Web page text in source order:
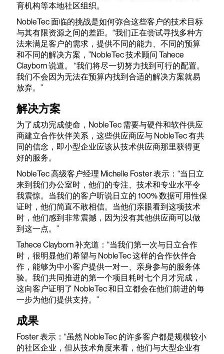
育机构等本地社区组织。
NobleTec 面临的挑战是如何弥合这些客户的技术目标
与其有限资源之间的差距。“我们正在尝试寻找多种方
法来满足客户的需求，提供不同的能力、不同的预算
和不同的解决方案，”NobleTec 技术顾问 Tahece
Clayborn 说道。 “我们将尽一切努力找到可行的配置。
我们不会因为无法在预算内找到合适的解决方案就易
放弃。”
解决方案
为了成功完成使命，NobleTec 需要与硬件和软件供应
商建立合作伙伴关系，这些供应商应与 NobleTec 有共
同的信念，即小型企业应该从技术供应商那里获得更
好的服务。
NobleTec 高级客户经理 Michelle Foster 表示：“当日立
来到我们办公室时，他们的专注、技术和专业水平令
我震惊。当我们的客户听说日立的 100% 数据可用性保
证时，他们简直不敢相信。当他们亲眼看到这项技术
时，他们感到非常震撼，因为没有其他供应商可以做
到这一点。”
Tahece Clayborn 补充道：“当我们第一次与日立合作
时，很明显他们希望与 NobleTec 这样的合作伙伴合
作，能够为中小客户提供一对一、亲身参与的服务体
验。我们共同推进的第一个项目耗时七个月才完成，
这向客户证明了 NobleTec 和日立都会在他们前进的每
一步为他们提供支持。”
成果
Foster 表示：“虽然 NobleTec 的许多客户都是规模较小
的社区企业，但从技术角度来看，他们与大型企业有